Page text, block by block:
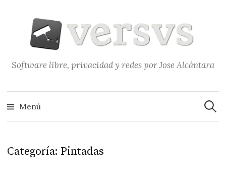
contenido
Software libre, privacidad y redes por Jose Alcántara
Menú
Categoría: Pintadas